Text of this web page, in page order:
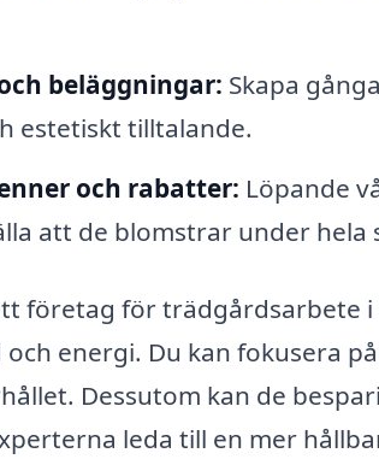
beläggningar: Skapa
estetiskt tilltalande.
och rabatter: Löpande
att de blomstrar under hela
företag för trädgårdsarbete
och energi. Du kan fokusera
Dessutom kan de
leda till en mer